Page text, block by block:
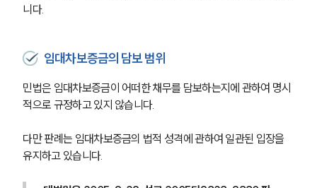
니다.
임대차보증금의 담보 범위
민법은 임대차보증금이 어떠한 채무를 담보하는지에 관하여 명시
적으로 규정하고 있지 않습니다.
다만 판례는 임대차보증금의 법적 성격에 관하여 일관된 입장을
유지하고 있습니다.